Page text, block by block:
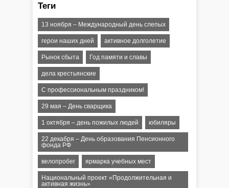
Теги
13 ноября – Международный день слепых
герои наших дней активное долголетие
Рынок сбыта Год памяти и славы
дела крестьянские
С профессиональным праздником!
29 мая – День сварщика
1 октября – день пожилых людей юбиляры
22 декабря – День образования Пенсионного
фонда РФ
велопробег ярмарка учебных мест
Национальный проект «Продолжительная и
активная жизнь»